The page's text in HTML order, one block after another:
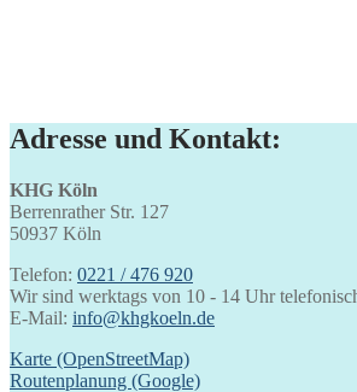
Adresse und Kontakt:
KHG Köln
Berrenrather Str. 127
50937 Köln
Telefon: 0221 / 476 920
Wir sind werktags von 10 - 14 Uhr
E-Mail: info@khgkoeln.de
Karte (OpenStreetMap)
Routenplanung (Google)